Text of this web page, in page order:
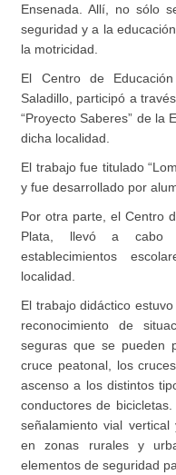
Ensenada. Allí, no sólo
seguridad y a la
la motricidad.
El Centro de
Saladillo, participó a
“Proyecto Saberes” de la
dicha localidad.
El trabajo fue titulado
y fue desarrollado por
Por otra parte, el Centro
Plata, llevó a cabo
establecimientos
localidad.
El trabajo didáctico
reconocimiento de
seguras que se pueden
cruce peatonal, los
ascenso a los distintos
conductores de
señalamiento vial
en zonas rurales y
elementos de seguridad